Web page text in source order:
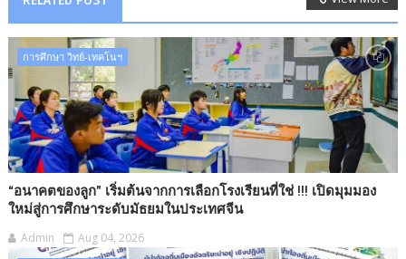
การศึกษา วิทย์-เทคโนฯ
“อนาคตของลูก” เริ่มต้นจากการเลือกโรงเรียนที่ใช่ !!! เปิดมุมมอง
ใหม่สู่การศึกษาระดับมัธยมในประเทศจีน
Admin Aug 04, 2026